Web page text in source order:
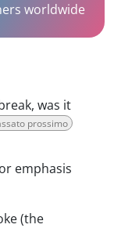
worldwide
was it
prossimo
emphasis
(the